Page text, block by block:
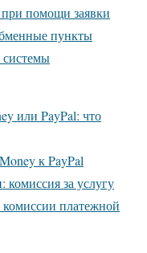
помощи заявки
пункты
или PayPal: что
к PayPal
за услугу
платежной